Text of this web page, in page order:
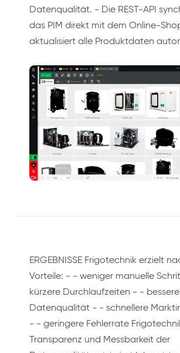
Datenqualität. - Die REST-API
das PIM direkt mit dem Online-
aktualisiert alle Produktdaten
ERGEBNISSE Frigotechnik erzielt
Vorteile: - - weniger manuelle
kürzere Durchlaufzeiten - - bessere
Datenqualität - - schnellere
- - geringere Fehlerrate
Transparenz und Messbarkeit der